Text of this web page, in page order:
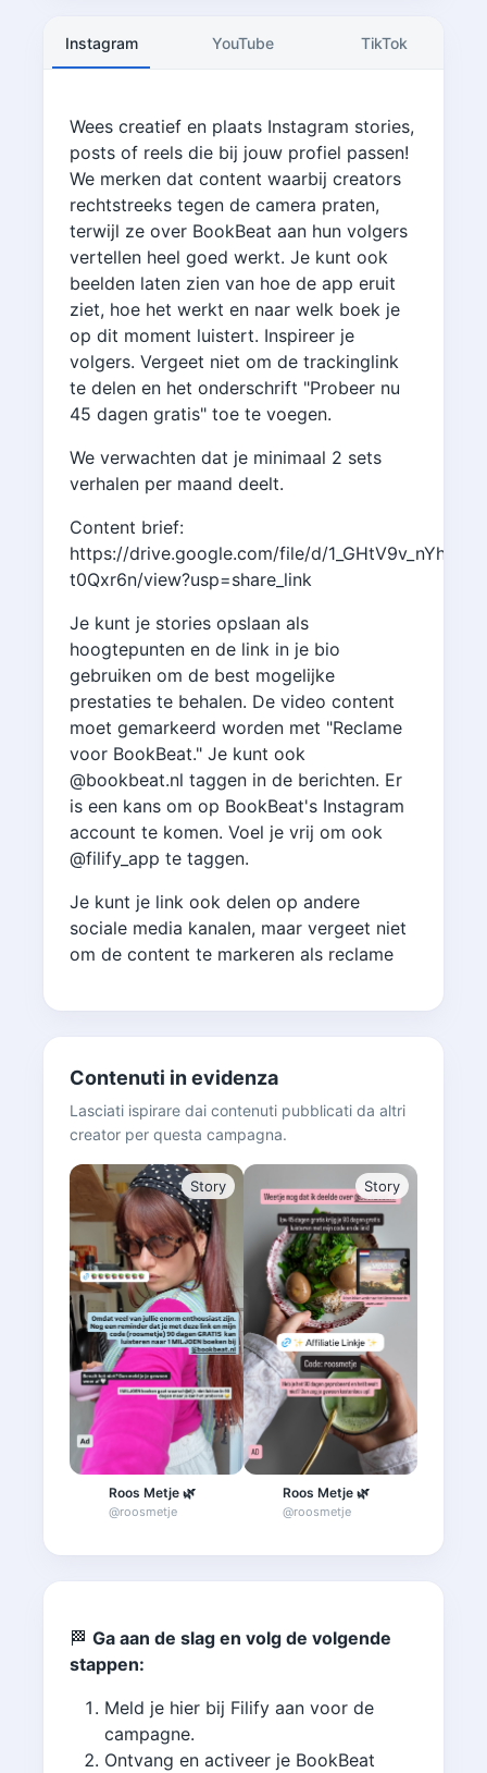
Instagram YouTube TikTok
Wees creatief en plaats Instagram stories,
posts of reels die bij jouw profiel passen!
We merken dat content waarbij creators
rechtstreeks tegen de camera praten,
terwijl ze over BookBeat aan hun volgers
vertellen heel goed werkt. Je kunt ook
beelden laten zien van hoe de app eruit
ziet, hoe het werkt en naar welk boek je
op dit moment luistert. Inspireer je
volgers. Vergeet niet om de trackinglink
te delen en het onderschrift "Probeer nu
45 dagen gratis" toe te voegen.
We verwachten dat je minimaal 2 sets
verhalen per maand deelt.
Content brief:
https://drive.google.com/file/d/
t0Qxr6n/view?usp=share_link
Je kunt je stories opslaan als
hoogtepunten en de link in je bio
gebruiken om de best mogelijke
prestaties te behalen. De video content
moet gemarkeerd worden met "Reclame
voor BookBeat." Je kunt ook
@bookbeat.nl taggen in de berichten. Er
is een kans om op BookBeat's Instagram
account te komen. Voel je vrij om ook
@filify_app te taggen.
Je kunt je link ook delen op andere
sociale media kanalen, maar vergeet niet
om de content te markeren als reclame
Contenuti in evidenza
Lasciati ispirare dai contenuti pubblicati da altri
creator per questa campagna.
Story
Roos Metje 🌿
@roosmetje
Story
Roos Metje 🌿
@roosmetje
🏁 Ga aan de slag en volg de volgende
stappen:
Meld je hier bij Filify aan voor de
campagne.
Ontvang en activeer je BookBeat